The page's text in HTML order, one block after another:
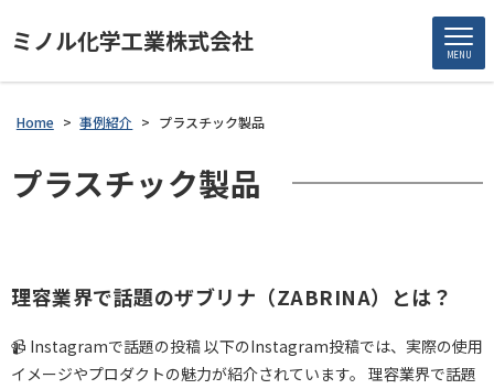
ミノル化学工業株式会社 MENU
Home > 事例紹介 > プラスチック製品
プラスチック製品
理容業界で話題のザブリナ（ZABRINA）とは？
📹 Instagramで話題の投稿 以下のInstagram投稿では、実際の使用
イメージやプロダクトの魅力が紹介されています。 理容業界で話題